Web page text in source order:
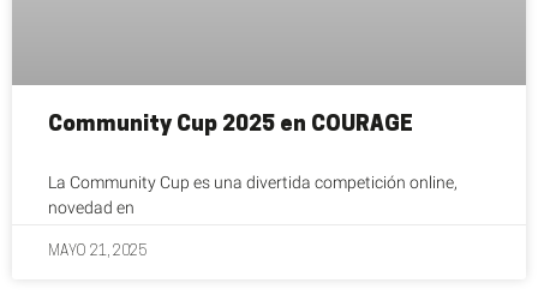
Community Cup 2025 en COURAGE
La Community Cup es una divertida competición online,
novedad en
MAYO 21, 2025